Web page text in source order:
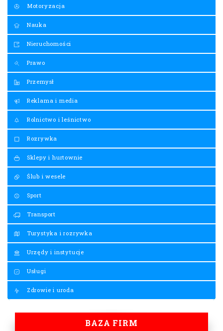
Motoryzacja
Nauka
Nieruchomości
Prawo
Przemysł
Reklama i media
Rolnictwo i leśnictwo
Rozrywka
Sklepy i hurtownie
Ślub i wesele
Sport
Transport
Turystyka i rozrywka
Urzędy i instytucje
Usługi
Zdrowie i uroda
BAZA FIRM